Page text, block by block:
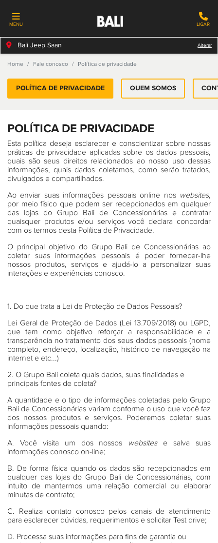
MENU LIGAR
Bali Jeep Saan Alterar
Home Fale conosco Política de privacidade
QUEM SOMOS
POLÍTICA DE PRIVACIDADE
POLÍTICA DE PRIVACIDADE
Esta política deseja esclarecer e conscientizar sobre nossas
práticas de privacidade aplicadas sobre os dados pessoais,
quais são seus direitos relacionados ao nosso uso dessas
informações, quais dados coletamos, como serão tratados,
divulgados e compartilhados.
Ao enviar suas informações pessoais online nos websites,
por meio físico que podem ser recepcionados em qualquer
das lojas do Grupo Bali de Concessionárias e contratar
quaisquer produtos e/ou serviços você declara concordar
com os termos desta Política de Privacidade.
O principal objetivo do Grupo Bali de Concessionárias ao
coletar suas informações pessoais é poder fornecer-lhe
nossos produtos, serviços e ajudá-lo a personalizar suas
interações e experiências conosco.
1. Do que trata a Lei de Proteção de Dados Pessoais?
Lei Geral de Proteção de Dados (Lei 13.709/2018) ou LGPD,
que tem como objetivo reforçar a responsabilidade e a
transparência no tratamento dos seus dados pessoais (nome
completo, endereço, localização, histórico de navegação na
internet e etc...)
2. O Grupo Bali coleta quais dados, suas finalidades e
principais fontes de coleta?
A quantidade e o tipo de informações coletadas pelo Grupo
Bali de Concessionárias variam conforme o uso que você faz
dos nossos produtos e serviços. Poderemos coletar suas
informações pessoais quando:
A. Você visita um dos nossos websitese salva suas
informações conosco on-line;
B. De forma física quando os dados são recepcionados em
qualquer das lojas do Grupo Bali de Concessionárias, com
intuito de mantermos uma relação comercial ou elaborar
minutas de contrato;
C. Realiza contato conosco pelos canais de atendimento
para esclarecer dúvidas, requerimentos e solicitar Test drive;
D. Processa suas informações para fins de garantia ou